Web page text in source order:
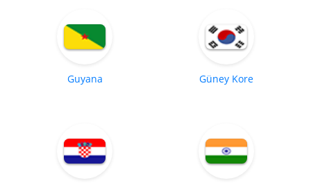
Guyana Güney Kore